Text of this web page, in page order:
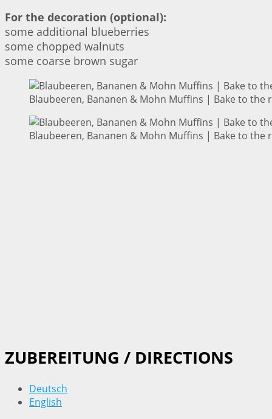
For the decoration (optional):
some additional blueberries
some chopped walnuts
some coarse brown sugar
Blaubeeren, Bananen & Mohn Muffins | Bake to the
Blaubeeren, Bananen & Mohn Muffins | Bake to the
ZUBEREITUNG / DIRECTIONS
Deutsch
English